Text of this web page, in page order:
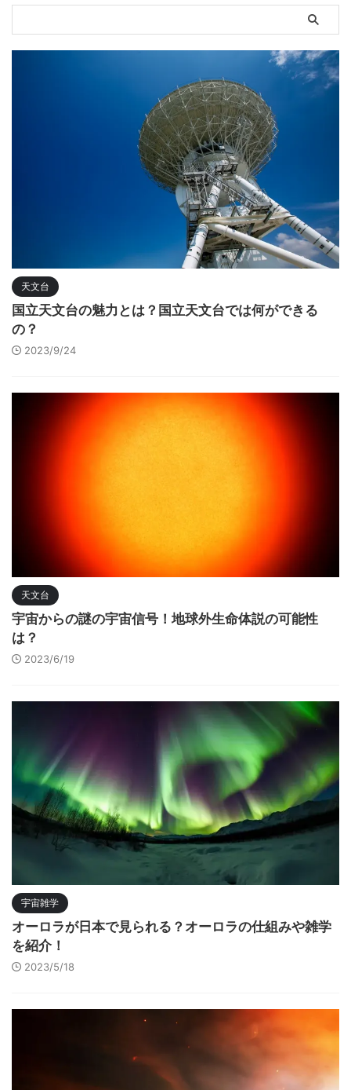
天文台
国立天文台の魅力とは？国立天文台では何ができる
の？
2023/9/24
天文台
宇宙からの謎の宇宙信号！地球外生命体説の可能性
は？
2023/6/19
宇宙雑学
オーロラが日本で見られる？オーロラの仕組みや雑学
を紹介！
2023/5/18